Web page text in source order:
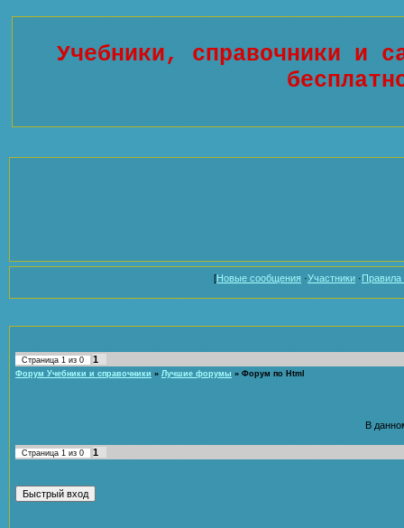
Учебники, справочники и
[Новые сообщения ·Участники ·
Страница 1 из 0 1
Форум Учебники и справочники » Лучшие форумы » Форум по Html
В
Страница 1 из 0 1